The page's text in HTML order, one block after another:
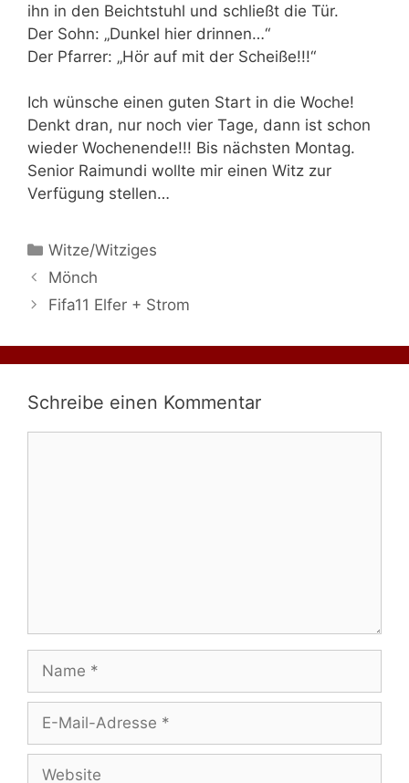
ihn in den Beichtstuhl und schließt die Tür.
Der Sohn: „Dunkel hier drinnen…“
Der Pfarrer: „Hör auf mit der Scheiße!!!“
Ich wünsche einen guten Start in die Woche!
Denkt dran, nur noch vier Tage, dann ist schon
wieder Wochenende!!! Bis nächsten Montag.
Senior Raimundi wollte mir einen Witz zur
Verfügung stellen…
Kategorien
Witze/Witziges
Mönch
Fifa11 Elfer + Strom
Schreibe einen Kommentar
Name
Adresse
Website